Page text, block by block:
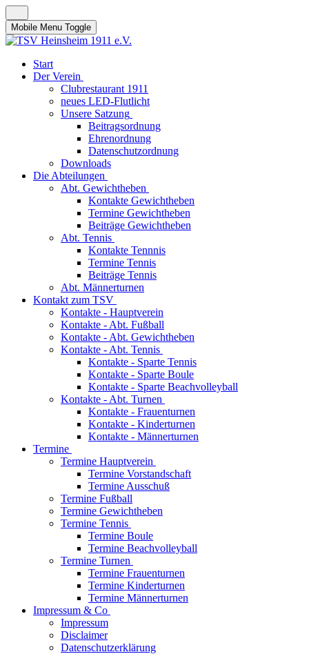
Mobile Menu Toggle
Start
Der Verein
Clubrestaurant 1911
neues LED-Flutlicht
Unsere Satzung
Beitragsordnung
Ehrenordnung
Datenschutzordnung
Downloads
Die Abteilungen
Abt. Gewichtheben
Kontakte Gewichtheben
Termine Gewichtheben
Beiträge Gewichtheben
Abt. Tennis
Kontakte Tennnis
Termine Tennis
Beiträge Tennis
Abt. Männerturnen
Kontakt zum TSV
Kontakte - Hauptverein
Kontakte - Abt. Fußball
Kontakte - Abt. Gewichtheben
Kontakte - Abt. Tennis
Kontakte - Sparte Tennis
Kontakte - Sparte Boule
Kontakte - Sparte Beachvolleyball
Kontakte - Abt. Turnen
Kontakte - Frauenturnen
Kontakte - Kinderturnen
Kontakte - Männerturnen
Termine
Termine Hauptverein
Termine Vorstandschaft
Termine Ausschuß
Termine Fußball
Termine Gewichtheben
Termine Tennis
Termine Boule
Termine Beachvolleyball
Termine Turnen
Termine Frauenturnen
Termine Kinderturnen
Termine Männerturnen
Impressum & Co
Impressum
Disclaimer
Datenschutzerklärung